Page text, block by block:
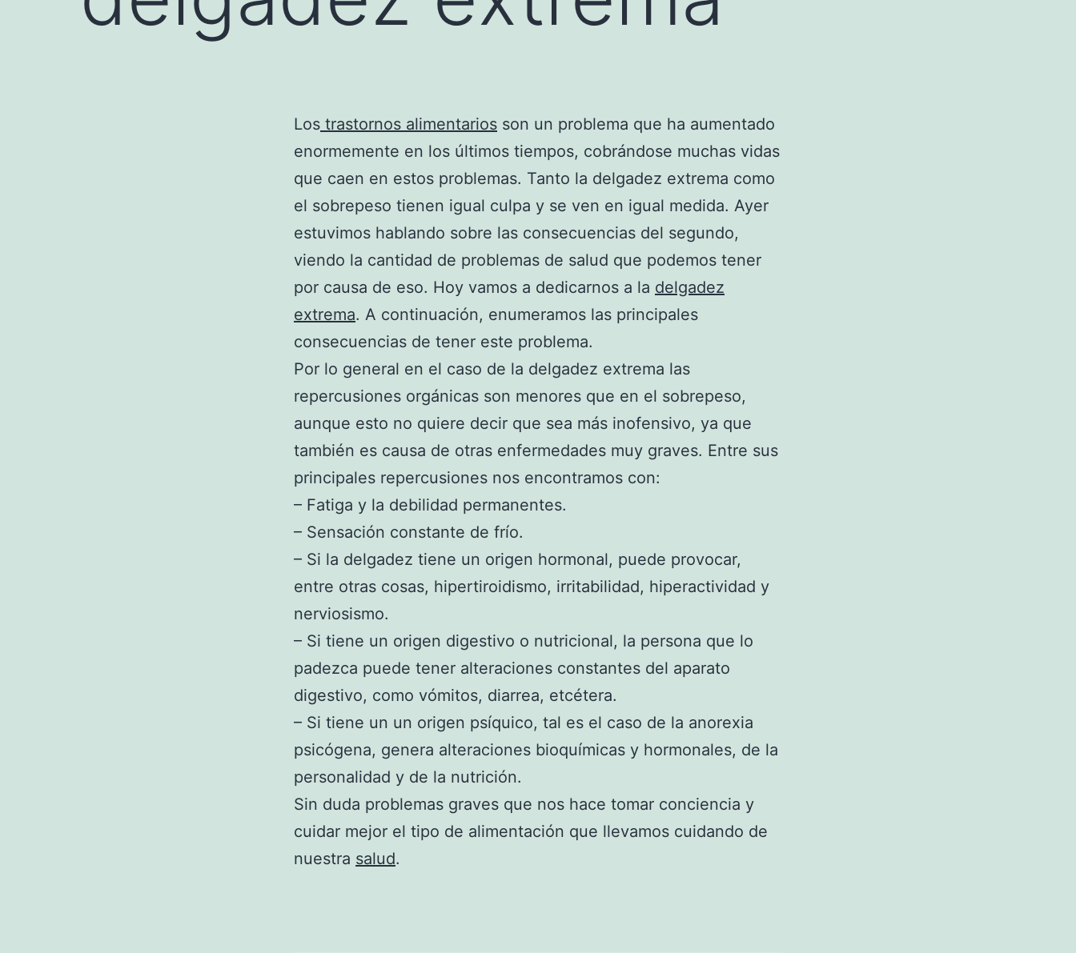
Los trastornos alimentarios son un problema que ha aumentado
enormemente en los últimos tiempos, cobrándose muchas vidas
que caen en estos problemas. Tanto la delgadez extrema como
el sobrepeso tienen igual culpa y se ven en igual medida. Ayer
estuvimos hablando sobre las consecuencias del segundo,
viendo la cantidad de problemas de salud que podemos tener
por causa de eso. Hoy vamos a dedicarnos a la delgadez
extrema. A continuación, enumeramos las principales
consecuencias de tener este problema.
Por lo general en el caso de la delgadez extrema las
repercusiones orgánicas son menores que en el sobrepeso,
aunque esto no quiere decir que sea más inofensivo, ya que
también es causa de otras enfermedades muy graves. Entre sus
principales repercusiones nos encontramos con:
– Fatiga y la debilidad permanentes.
– Sensación constante de frío.
– Si la delgadez tiene un origen hormonal, puede provocar,
entre otras cosas, hipertiroidismo, irritabilidad, hiperactividad y
nerviosismo.
– Si tiene un origen digestivo o nutricional, la persona que lo
padezca puede tener alteraciones constantes del aparato
digestivo, como vómitos, diarrea, etcétera.
– Si tiene un un origen psíquico, tal es el caso de la anorexia
psicógena, genera alteraciones bioquímicas y hormonales, de la
personalidad y de la nutrición.
Sin duda problemas graves que nos hace tomar conciencia y
cuidar mejor el tipo de alimentación que llevamos cuidando de
nuestra salud.